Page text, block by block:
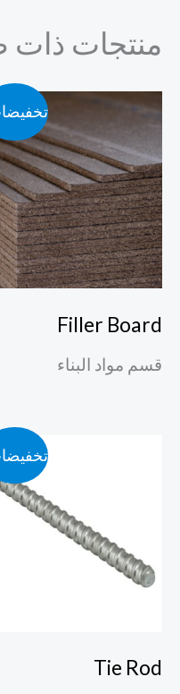
منتجات ذات
Filler Board
قسم مواد البناء
Tie Rod